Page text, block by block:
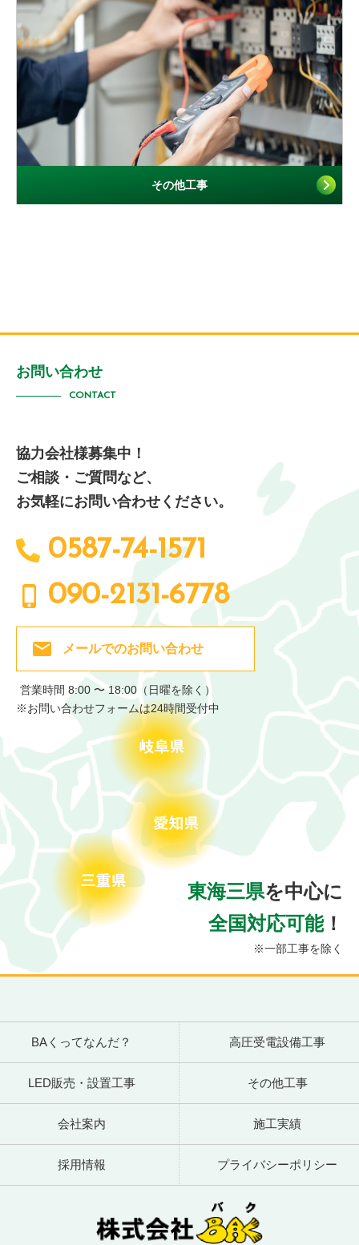
その他工事
お問い合わせ
CONTACT
協力会社様募集中！
ご相談・ご質問など、
お気軽にお問い合わせください。
0587-74-1571
090-2131-6778
メールでのお問い合わせ
営業時間 8:00 〜 18:00（日曜を除く）
※お問い合わせフォームは24時間受付中
東海三県を中心に
全国対応可能！
※一部工事を除く
BAくってなんだ？ 高圧受電設備工事
LED販売・設置工事 その他工事
会社案内 施工実績
採用情報 プライバシーポリシー